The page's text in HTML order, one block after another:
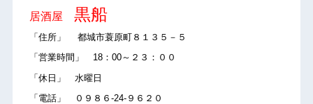
居酒屋 黒船
「住所」 都城市蓑原町８１３５－５
「営業時間」 18：00～２３：００
「休日」 水曜日
「電話」 ０９８６-24-９６２０